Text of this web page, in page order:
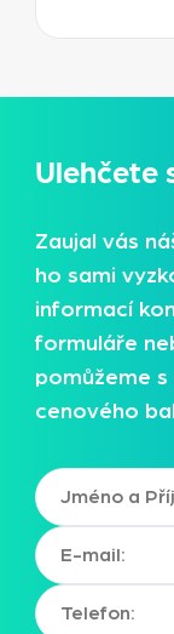
Ulehčete
Zaujal vás
ho sami
informací
formuláře
pomůžeme
cenového